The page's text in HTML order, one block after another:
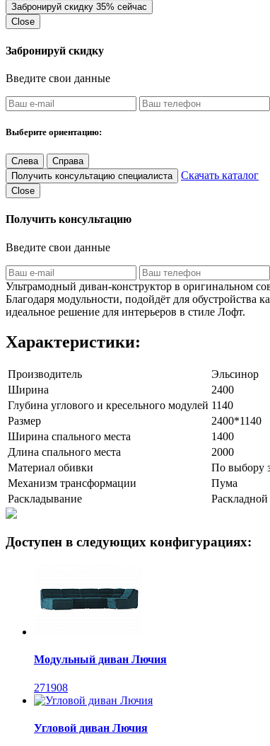
Забронируй скидку 35% сейчас
Close
Забронируй скидку
Введите свои данные
Выберите ориентацию:
Слева
Справа
Получить консультацию специалиста
Скачать каталог
Close
Получить консультацию
Введите свои данные
Ультрамодный диван-конструктор в оригинальном
Благодаря модульности, подойдёт для
идеальное решение для интерьеров в стиле Лофт.
Характеристики:
Производитель
Эльсинор
Ширина
2400
Глубина углового и кресельного модулей 1140
Размер
2400*1140
Ширина спального места
1400
Длина спального места
2000
Материал обивки
По выбору
Механизм трансформации
Пума
Раскладывание
Раскладной
Доступен в следующих конфигурациях:
Модульный диван Лючия
271908
Угловой диван Лючия